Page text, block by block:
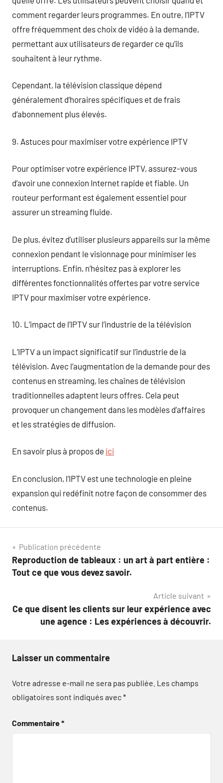
comment regarder leurs programmes. En outre, l’IPTV
offre fréquemment des choix de vidéo à la demande,
permettant aux utilisateurs de regarder ce qu’ils
souhaitent à leur rythme.
Cependant, la télévision classique dépend
généralement d’horaires spécifiques et de frais
d’abonnement plus élevés.
9. Astuces pour maximiser votre expérience IPTV
Pour optimiser votre expérience IPTV, assurez-vous
d’avoir une connexion Internet rapide et fiable. Un
routeur performant est également essentiel pour
assurer un streaming fluide.
De plus, évitez d’utiliser plusieurs appareils sur la même
connexion pendant le visionnage pour minimiser les
interruptions. Enfin, n’hésitez pas à explorer les
différentes fonctionnalités offertes par votre service
IPTV pour maximiser votre expérience.
10. L’impact de l’IPTV sur l’industrie de la télévision
L’IPTV a un impact significatif sur l’industrie de la
télévision. Avec l’augmentation de la demande pour des
contenus en streaming, les chaînes de télévision
traditionnelles adaptent leurs offres. Cela peut
provoquer un changement dans les modèles d’affaires
et les stratégies de diffusion.
En savoir plus à propos de ici
En conclusion, l’IPTV est une technologie en pleine
expansion qui redéfinit notre façon de consommer des
contenus.
Navigation
de
Publication précédente
Reproduction de tableaux : un art à part entière :
Tout ce que vous devez savoir.
Article suivant
Ce que disent les clients sur leur expérience avec
une agence : Les expériences à découvrir.
Laisser un commentaire
Votre adresse e-mail ne sera pas publiée. Les champs
obligatoires sont indiqués avec*
Commentaire*